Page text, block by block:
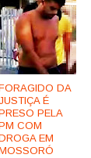
DA
JUSTIÇA É
PELA
COM
EM